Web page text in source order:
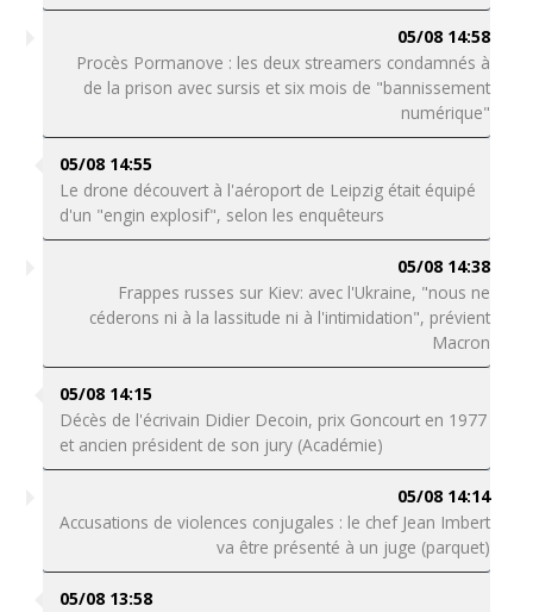
05/08 14:58
Procès Pormanove : les deux streamers condamnés à
de la prison avec sursis et six mois de "bannissement
numérique"
05/08 14:55
Le drone découvert à l'aéroport de Leipzig était équipé
d'un "engin explosif", selon les enquêteurs
05/08 14:38
Frappes russes sur Kiev: avec l'Ukraine, "nous ne
céderons ni à la lassitude ni à l'intimidation", prévient
Macron
05/08 14:15
Décès de l'écrivain Didier Decoin, prix Goncourt en 1977
et ancien président de son jury (Académie)
05/08 14:14
Accusations de violences conjugales : le chef Jean Imbert
va être présenté à un juge (parquet)
05/08 13:58